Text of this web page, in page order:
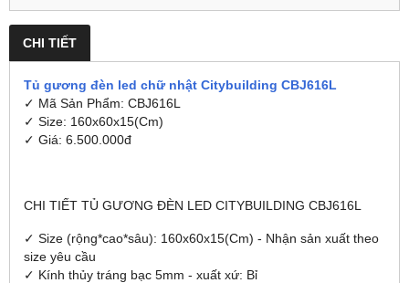
CHI TIẾT
Tủ gương đèn led chữ nhật Citybuilding CBJ616L
✓ Mã Sản Phẩm: CBJ616L
✓ Size: 160x60x15(Cm)
✓ Giá: 6.500.000đ
CHI TIẾT TỦ GƯƠNG ĐÈN LED CITYBUILDING CBJ616L
✓ Size (rộng*cao*sâu): 160x60x15(Cm) - Nhận sản xuất theo
size yêu cầu
✓ Kính thủy tráng bạc 5mm - xuất xứ: Bỉ